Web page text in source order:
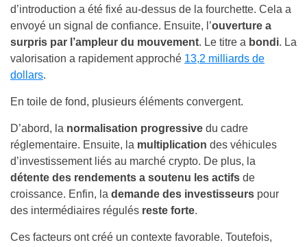
d’introduction a été fixé au-dessus de la fourchette. Cela a
envoyé un signal de confiance. Ensuite, l’ouverture a
surpris par l’ampleur du mouvement. Le titre a bondi. La
valorisation a rapidement approché 13,2 milliards de
dollars.
En toile de fond, plusieurs éléments convergent.
D’abord, la normalisation progressive du cadre
réglementaire. Ensuite, la multiplication des véhicules
d’investissement liés au marché crypto. De plus, la
détente des rendements a soutenu les actifs de
croissance. Enfin, la demande des investisseurs pour
des intermédiaires régulés reste forte.
Ces facteurs ont créé un contexte favorable. Toutefois,